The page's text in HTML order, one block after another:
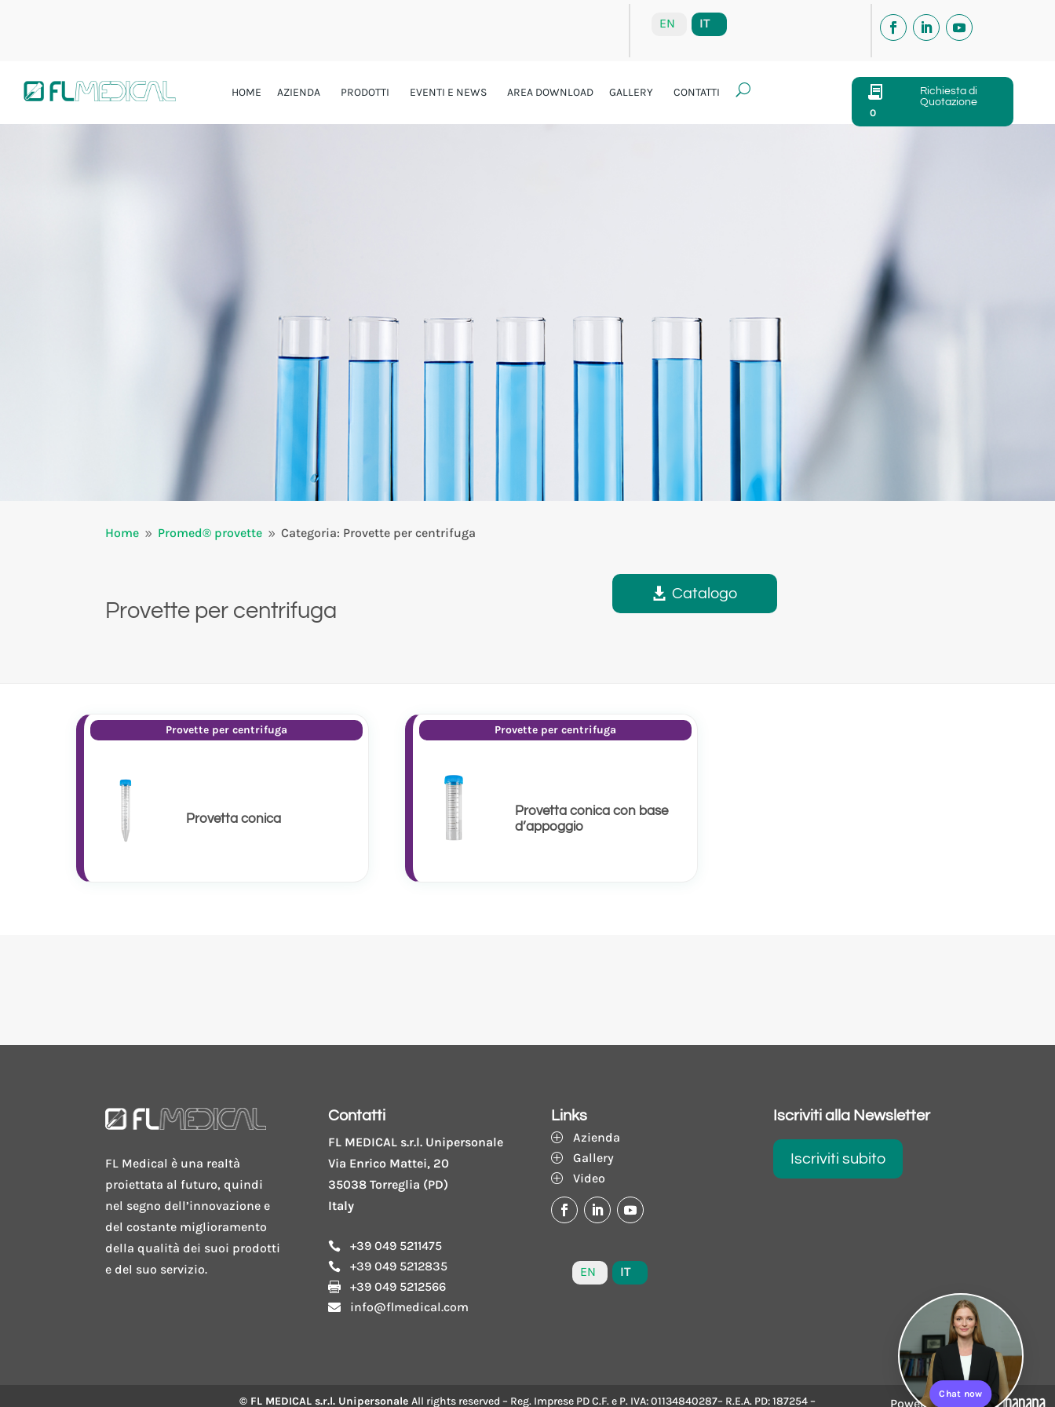
EN IT
HOME AZIENDA PRODOTTI EVENTI E NEWS AREA DOWNLOAD GALLERY CONTATTI U
0
Richiesta di
Quotazione
Home 9 Promed® provette 9 Categoria: Provette per centrifuga
Provette per centrifuga
Catalogo
Provette per centrifuga
Provetta conica
Provette per centrifuga
Provetta conica con base
d’appoggio
FL Medical è una realtà
proiettata al futuro, quindi
nel segno dell’innovazione e
del costante miglioramento
della qualità dei suoi prodotti
e del suo servizio.
Contatti
FL MEDICAL s.r.l. Unipersonale
Via Enrico Mattei, 20
35038 Torreglia (PD)
Italy
 +39 049 5211475
 +39 049 5212835
 +39 049 5212566
 info@flmedical.com
Links
P Azienda
P Gallery
P Video
EN IT
Iscriviti alla Newsletter
Iscriviti subito
© FL MEDICAL s.r.l. Unipersonale All rights reserved – Reg. Imprese PD C.F. e P. IVA: 01134840287– R.E.A. PD: 187254 – Powered by
Chat now